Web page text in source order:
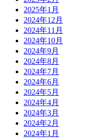
2025年1月
2024年12月
2024年11月
2024年10月
2024年9月
2024年8月
2024年7月
2024年6月
2024年5月
2024年4月
2024年3月
2024年2月
2024年1月